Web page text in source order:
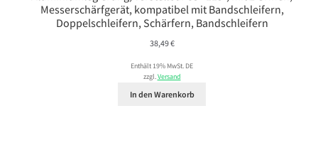
Messerschärfgerät, kompatibel mit Bandschleifern,
Doppelschleifern, Schärfern, Bandschleifern
38,49€
Enthält 19% MwSt. DE
zzgl.Versand
In den Warenkorb